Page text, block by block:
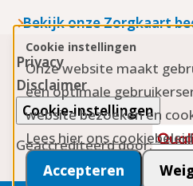
Cookie instellingen
Onze website maakt
een optimale
website bezoeken en
Lees hier ons cookiebeleid
Accepteren
Bekijk onze Zorgkaart
Privacy
Disclaimer
Cookie-instellingen
Geaccrediteerd door: